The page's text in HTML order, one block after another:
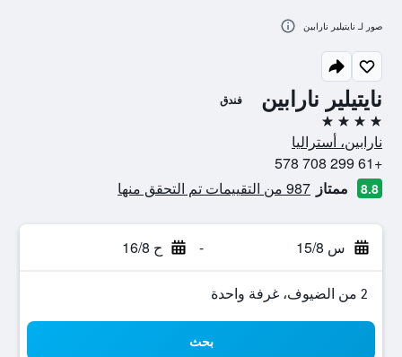
نايتيلير نارابين فندق
4 نجوم
نارابين، أستراليا
+61 299 708 578
8.8 ممتاز 987 من التقييمات تم التحقق منها
س 15/8 - ح 16/8
2 من الضيوف، غرفة واحدة
بحث
صور لـ نايتيلير نارابين